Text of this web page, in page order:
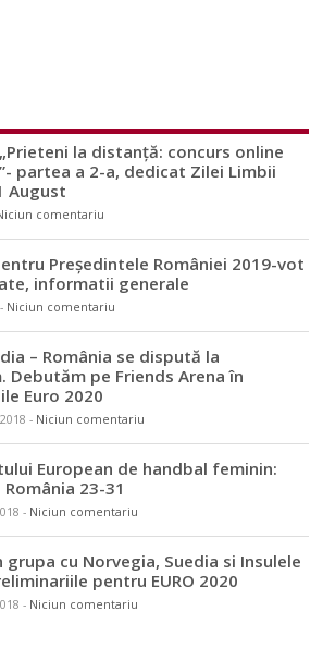
la distanță: concurs online
partea a 2-a, dedicat Zilei Limbii
August
comentariu
Președintele României 2019-vot
informatii generale
- Niciun comentariu
– România se dispută la
Debutăm pe Friends Arena în
Euro 2020
- Niciun comentariu
European de handbal feminin:
23-31
- Niciun comentariu
grupa cu Norvegia, Suedia si Insulele
pentru EURO 2020
- Niciun comentariu